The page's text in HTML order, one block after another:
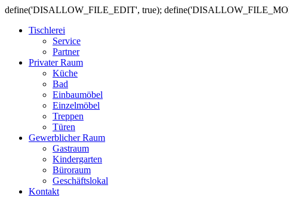
define('DISALLOW_FILE_EDIT', true);
Tischlerei
Service
Partner
Privater Raum
Küche
Bad
Einbaumöbel
Einzelmöbel
Treppen
Türen
Gewerblicher Raum
Gastraum
Kindergarten
Büroraum
Geschäftslokal
Kontakt